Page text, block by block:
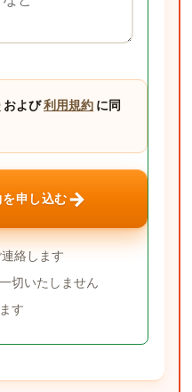
および利用規約 に同
を申し込む→
絡します
切いたしません
す